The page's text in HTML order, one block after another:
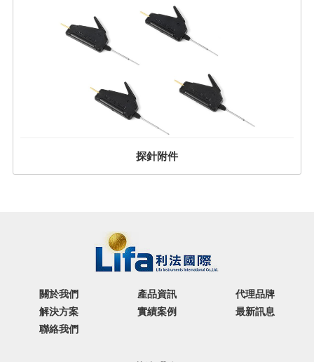
探針附件
關於我們 產品資訊
代理品牌
解決方案
實績案例
最新訊息
聯絡我們